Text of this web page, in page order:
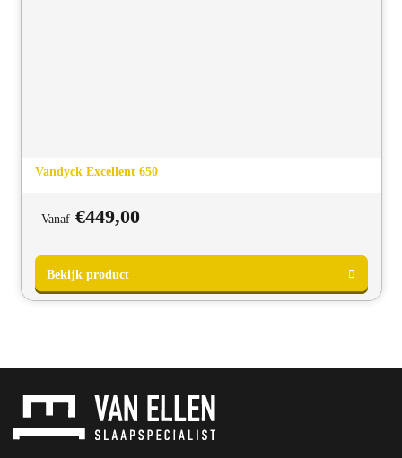
Vandyck Excellent 650
Vanaf €449,00